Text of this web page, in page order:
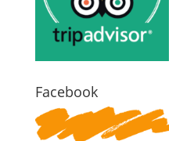
Facebook